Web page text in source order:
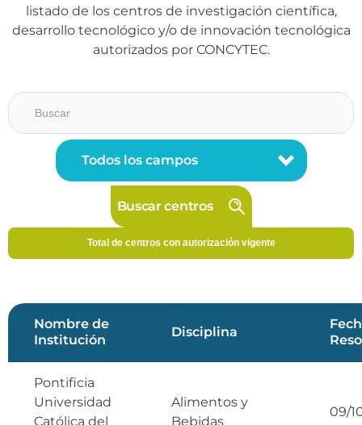
listado de los centros de investigación científica,
desarrollo tecnológico y/o de innovación tecnológica
autorizados por CONCYTEC.
Buscar centros
Total de centros con autorización vigente
Nombre de
Institución
Disciplina
Pontificia
Universidad
Católica del
Alimentos y
Bebidas
09/